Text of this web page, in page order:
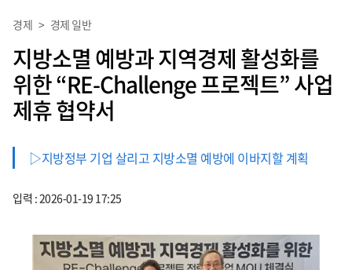
경제 > 경제 일반
지방소멸 예방과 지역경제 활성화를
위한 “RE-Challenge 프로젝트” 사업
제휴 협약서
▷지방정부 기업 살리고 지방소멸 예방에 이바지할 계획
입력 : 2026-01-19 17:25